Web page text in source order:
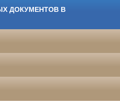
ДОКУМЕНТОВ В